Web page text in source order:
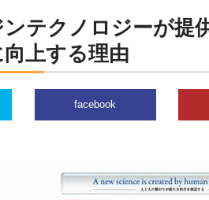
テクノロジーが提
上する理由
facebook